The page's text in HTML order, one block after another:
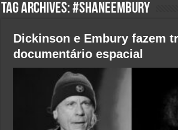
Tag Archives:#ShaneEmbury
Dickinson e Embury fazem
documentário espacial